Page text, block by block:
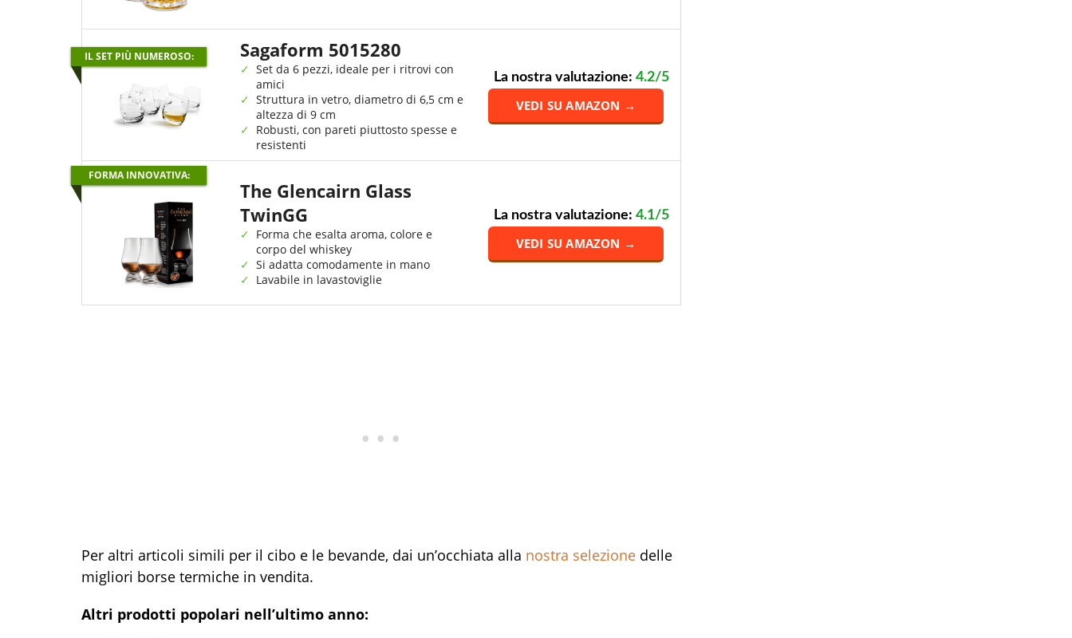
IL SET PIÙ NUMEROSO: Sagaform 5015280
Set da 6 pezzi, ideale per i ritrovi con
amici
Struttura in vetro, diametro di 6,5 cm e
altezza di 9 cm
Robusti, con pareti piuttosto spesse e
resistenti
La nostra valutazione: 4.2/5
VEDI SU AMAZON →
FORMA INNOVATIVA:
The Glencairn Glass
‎TwinGG
Forma che esalta aroma, colore e
corpo del whiskey
Si adatta comodamente in mano
Lavabile in lavastoviglie
La nostra valutazione: 4.1/5
VEDI SU AMAZON →
Per altri articoli simili per il cibo e le bevande, dai un’occhiata alla nostra selezione delle
migliori borse termiche in vendita.
Altri prodotti popolari nell’ultimo anno: